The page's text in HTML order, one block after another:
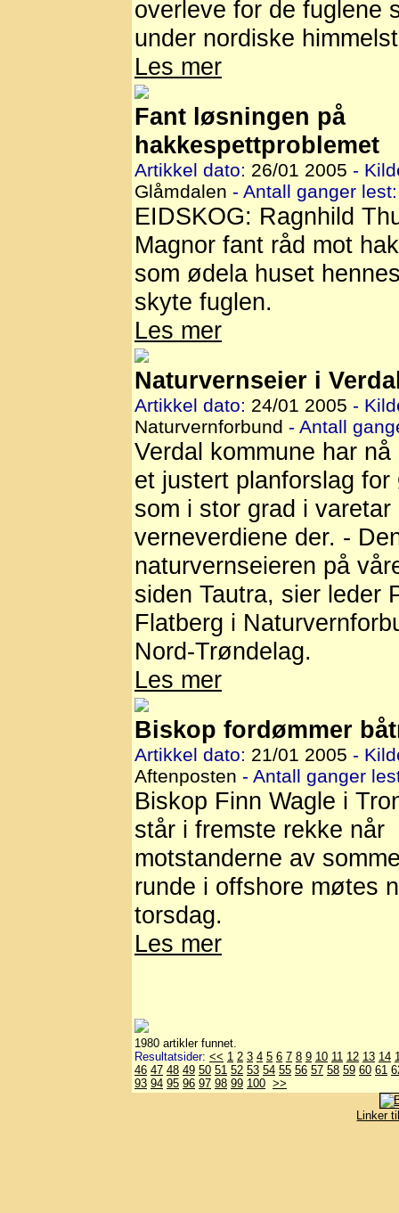
overleve for de fuglene
under nordiske
Les mer
Fant løsningen på
hakkespettproblemet
Artikkel dato: 26/01 2005 -
Glåmdalen - Antall ganger lest:
EIDSKOG: Ragnhild
Magnor fant råd mot
som ødela huset
skyte fuglen.
Les mer
Naturvernseier i
Artikkel dato: 24/01 2005 -
Naturvernforbund - Antall
Verdal kommune har
et justert planforslag
som i stor grad i varetar
verneverdiene der. -
naturvernseieren på
siden Tautra, sier leder
Flatberg i
Nord-Trøndelag.
Les mer
Biskop fordømmer
Artikkel dato: 21/01 2005 -
Aftenposten - Antall ganger
Biskop Finn Wagle i
står i fremste rekke når
motstanderne av
runde i offshore møtes
torsdag.
Les mer
1980 artikler funnet.
Resultatsider: << 1 2 3 4 5 6 7 8 9 10 11 12 13 14
46 47 48 49 50 51 52 53 54 55 56 57 58 59 60 61
93 94 95 96 97 98 99 100 >>
Linker